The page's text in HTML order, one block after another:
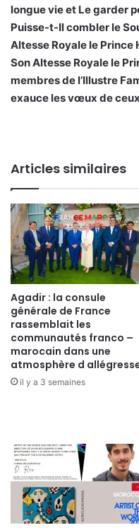
longue vie et Le garder
Puisse-t-Il combler le
Altesse Royale le Prince
Son Altesse Royale le
membres de l’Illustre
exauce les vœux de ceux
Articles similaires
Agadir : la consule
générale de France
rassemblait les
communautés franco –
marocain dans une
atmosphère d
il y a 3 semaines